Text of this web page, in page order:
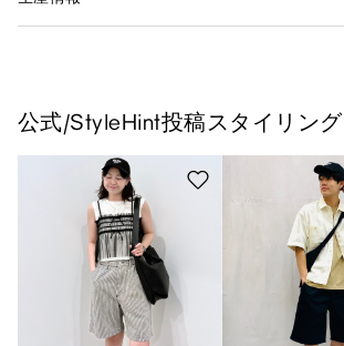
公式/StyleHint投稿スタイリング